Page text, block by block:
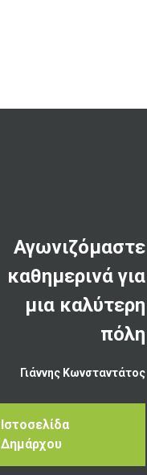
Αγωνιζόμαστε
καθημερινά για
μια καλύτερη
πόλη
Γιάννης Κωνσταντάτος
Ιστοσελίδα
Δημάρχου